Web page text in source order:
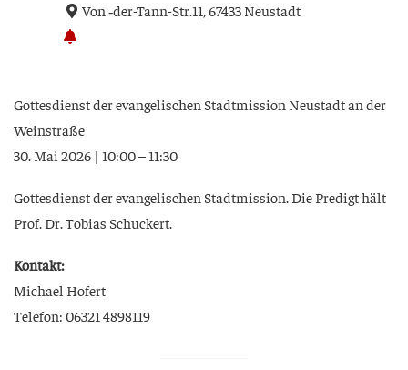
Von ‑der-Tann-Str.11, 67433 Neu­stadt
Got­tes­dienst der evan­ge­li­schen Stadt­mis­si­on Neu­stadt an der
Weinstraße
30. Mai 2026 | 10:00 – 11:30
Got­tes­dienst der evan­ge­li­schen Stadt­mis­si­on. Die Pre­digt hält
Prof. Dr. Tobi­as Schuckert.
Kon­takt:
Micha­el Hofert
Tele­fon: 06321 4898119